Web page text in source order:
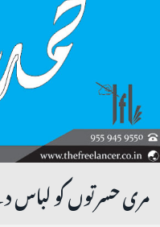
مری حسرتوں کو